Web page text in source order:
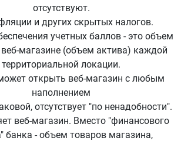
отсутствуют.
и других скрытых налогов.
учетных баллов - это объем
магазине (объем актива) каждой
территориальной локации.
открыть веб-магазин с любым
наполнением
отсутствует "по ненадобности".
веб-магазин. Вместо "финансового
банка - объем товаров магазина,